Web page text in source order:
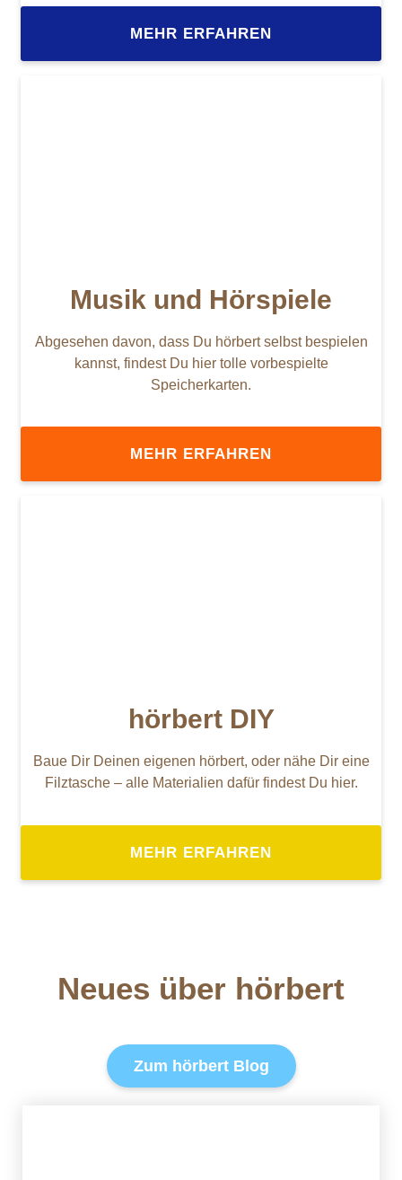
MEHR ERFAHREN
Musik und Hörspiele
Abgesehen davon, dass Du hörbert selbst bespielen
kannst, findest Du hier tolle vorbespielte
Speicherkarten.
MEHR ERFAHREN
hörbert DIY
Baue Dir Deinen eigenen hörbert, oder nähe Dir eine
Filztasche – alle Materialien dafür findest Du hier.
MEHR ERFAHREN
Neues über hörbert
Zum hörbert Blog